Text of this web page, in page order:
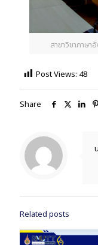
สาขาวิชาภาษ
Post Views: 48
Share
Related posts